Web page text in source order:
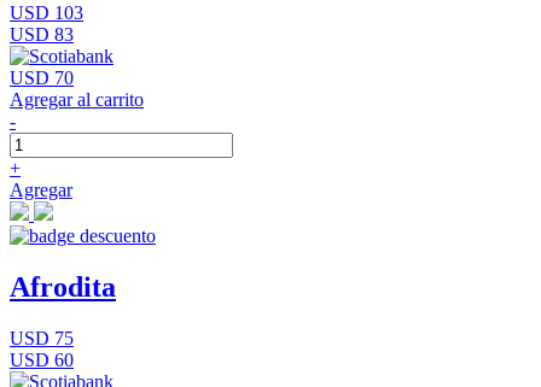
USD 103
USD 83
USD 70
Agregar al carrito
-
+
Agregar
Afrodita
USD 75
USD 60